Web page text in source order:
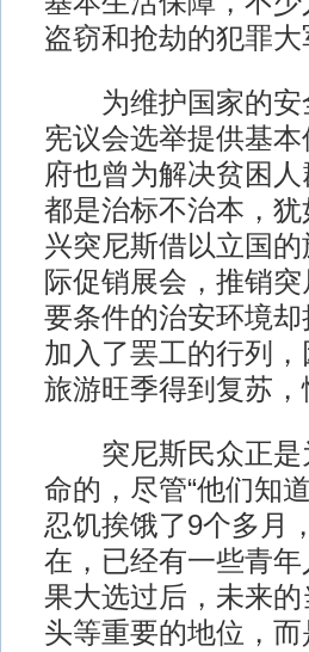
盗窃和抢劫的犯罪大
为维护国家的安
宪议会选举提供基
府也曾为解决贫困
都是治标不治本，
兴突尼斯借以立国
际促销展会，推销
要条件的治安环境
加入了罢工的行列
旅游旺季得到复苏
突尼斯民众正是
命的，尽管“他们知
忍饥挨饿了9个多月
在，已经有一些青年
果大选过后，未来
头等重要的地位，